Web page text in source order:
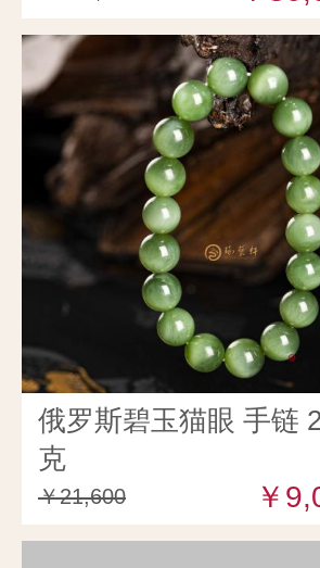
俄罗斯碧玉猫眼 手链
克
￥21,600 ￥